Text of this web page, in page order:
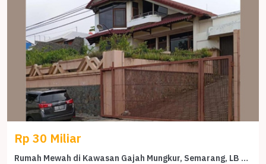
Rp 30 Miliar
Rumah Mewah di Kawasan Gajah Mungkur, Semarang, LB 800m², Harga 30 Miliar